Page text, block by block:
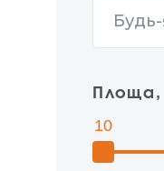
Площа,
10